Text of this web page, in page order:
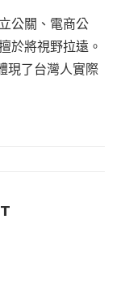
公關、電商公
於將視野拉遠。
現了台灣人實際